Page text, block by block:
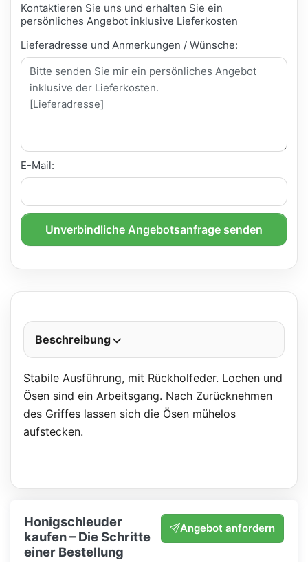
Kontaktieren Sie uns und erhalten Sie ein
persönliches Angebot inklusive Lieferkosten
Lieferadresse und Anmerkungen / Wünsche:
E-Mail:
Unverbindliche Angebotsanfrage senden
Beschreibung
Stabile Ausführung, mit Rückholfeder. Lochen und
Ösen sind ein Arbeitsgang. Nach Zurücknehmen
des Griffes lassen sich die Ösen mühelos
aufstecken.
Honigschleuder
kaufen – Die Schritte
einer Bestellung
Angebot anfordern